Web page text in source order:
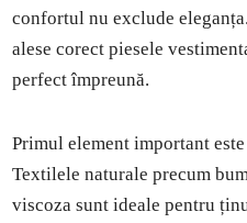
confortul nu exclude
alese corect piesele
perfect împreună.
Primul element important
Textilele naturale precum
viscoza sunt ideale pentru